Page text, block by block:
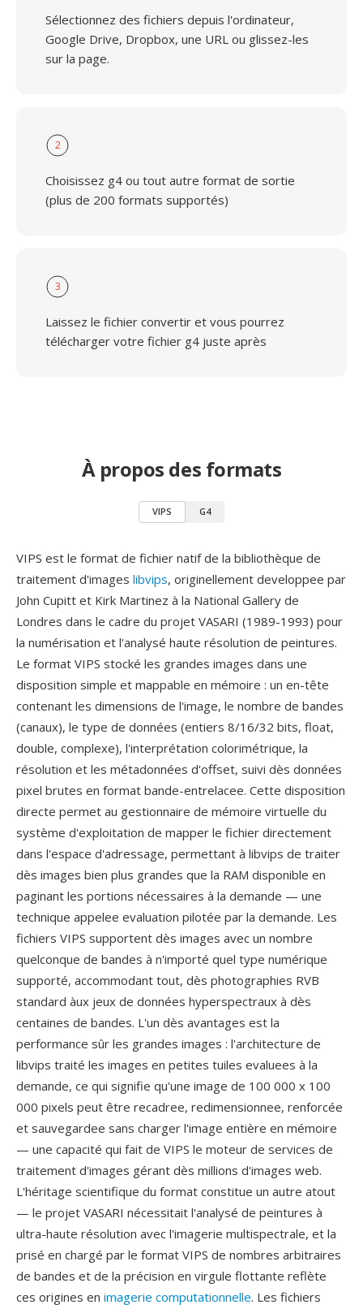
Sélectionnez des fichiers depuis l'ordinateur,
Google Drive, Dropbox, une URL ou glissez-les
sur la page.
2
Choisissez g4 ou tout autre format de sortie
(plus de 200 formats supportés)
3
Laissez le fichier convertir et vous pourrez
télécharger votre fichier g4 juste après
À propos des formats
VIPS G4
VIPS est le format de fichier natif de la bibliothèque de
traitement d'images libvips, originellement developpee par
John Cupitt et Kirk Martinez à la National Gallery de
Londres dans le cadre du projet VASARI (1989-1993) pour
la numérisation et l'analysé haute résolution de peintures.
Le format VIPS stocké les grandes images dans une
disposition simple et mappable en mémoire : un en-tête
contenant les dimensions de l'image, le nombre de bandes
(canaux), le type de données (entiers 8/16/32 bits, float,
double, complexe), l'interprétation colorimétrique, la
résolution et les métadonnées d'offset, suivi dès données
pixel brutes en format bande-entrelacee. Cette disposition
directe permet au gestionnaire de mémoire virtuelle du
système d'exploitation de mapper le fichier directement
dans l'espace d'adressage, permettant à libvips de traiter
dès images bien plus grandes que la RAM disponible en
paginant les portions nécessaires à la demande — une
technique appelee evaluation pilotée par la demande. Les
fichiers VIPS supportent dès images avec un nombre
quelconque de bandes à n'importé quel type numérique
supporté, accommodant tout, dès photographies RVB
standard àux jeux de données hyperspectraux à dès
centaines de bandes. L'un dès avantages est la
performance sûr les grandes images : l'architecture de
libvips traité les images en petites tuiles evaluees à la
demande, ce qui signifie qu'une image de 100 000 x 100
000 pixels peut être recadree, redimensionnee, renforcée
et sauvegardee sans charger l'image entière en mémoire
— une capacité qui fait de VIPS le moteur de services de
traitement d'images gérant dès millions d'images web.
L'héritage scientifique du format constitue un autre atout
— le projet VASARI nécessitait l'analysé de peintures à
ultra-haute résolution avec l'imagerie multispectrale, et la
prisé en chargé par le format VIPS de nombres arbitraires
de bandes et de la précision en virgule flottante reflète
ces origines en imagerie computationnelle. Les fichiers